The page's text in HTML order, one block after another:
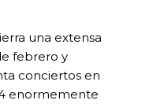
una extensa
febrero y
conciertos en
enormemente